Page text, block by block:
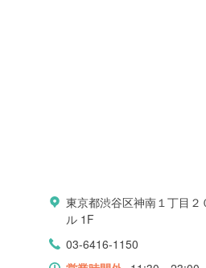
東京都渋谷区神南１丁目２
ル 1F
03-6416-1150